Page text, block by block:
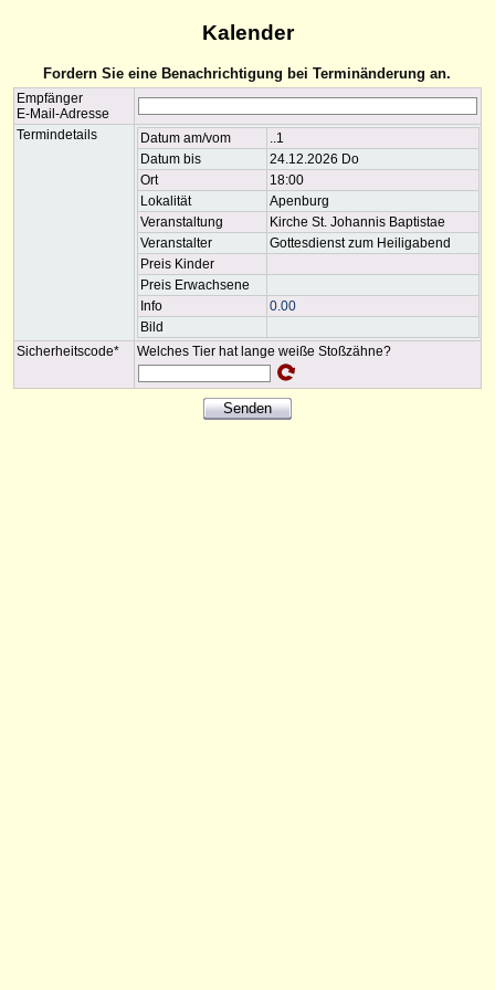
Kalender
Fordern Sie eine Benachrichtigung bei Terminänderung an.
Empfänger
E-Mail-Adresse
Termindetails
Datum am/vom
..1
Datum bis
24.12.2026 Do
Ort
18:00
Lokalität
Apenburg
Veranstaltung
Kirche St. Johannis Baptistae
Veranstalter
Gottesdienst zum Heiligabend
Preis Kinder
Preis Erwachsene
Info
0.00
Bild
Sicherheitscode*
Welches Tier hat lange weiße Stoßzähne?